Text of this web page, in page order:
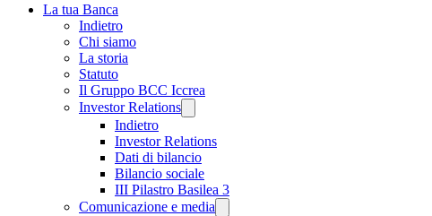
La tua Banca
Indietro
Chi siamo
La storia
Statuto
Il Gruppo BCC Iccrea
Investor Relations
Indietro
Investor Relations
Dati di bilancio
Bilancio sociale
III Pilastro Basilea 3
Comunicazione e media